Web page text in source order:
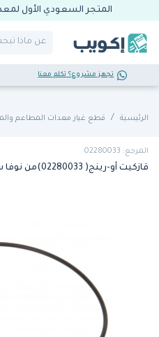
المتجر السعودي الأول
تجهز مشروع؟ تكلم معنا
الرئيسية قطع غيار معدات المطاعم
المرجع: 02280033
قازكيت أو-رينج( 02280033)من نوفا سيمونيلي